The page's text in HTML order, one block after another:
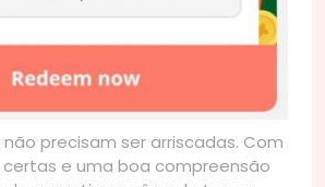
precisam ser arriscadas. Com
e uma boa compreensão